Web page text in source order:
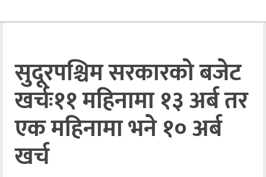
अन्तराष्ट्रिय
अन्तर्वार्ता
अर्थ
खेलकुद
मनोरञ्जन
सुदूरपश्चिम सरकारको बजेट
खर्चः११ महिनामा १३ अर्ब तर
एक महिनामा भने १० अर्ब
खर्च